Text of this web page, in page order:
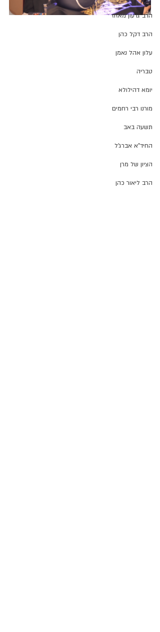
הרב גדעון מאזוז
הרב דקל כהן
עלון אהל נאמן
טבריה
יומא דהילולא
מורנו רבי רחמים
תשעה באב
החיד"א אברג'ל
הציון של מרן
הרב ליאור כהן